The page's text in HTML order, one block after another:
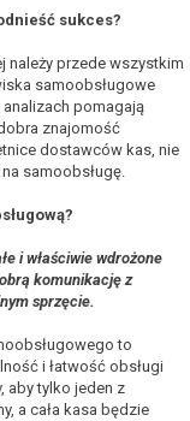
sukces?
należy przede wszystkim
samoobsługowe
pomagają
znajomość
dostawców kas, nie
samoobsługę.
i właściwie wdrożone
komunikację z
sprzęcie.
to
i łatwość obsługi
aby tylko jeden z
a cała kasa będzie